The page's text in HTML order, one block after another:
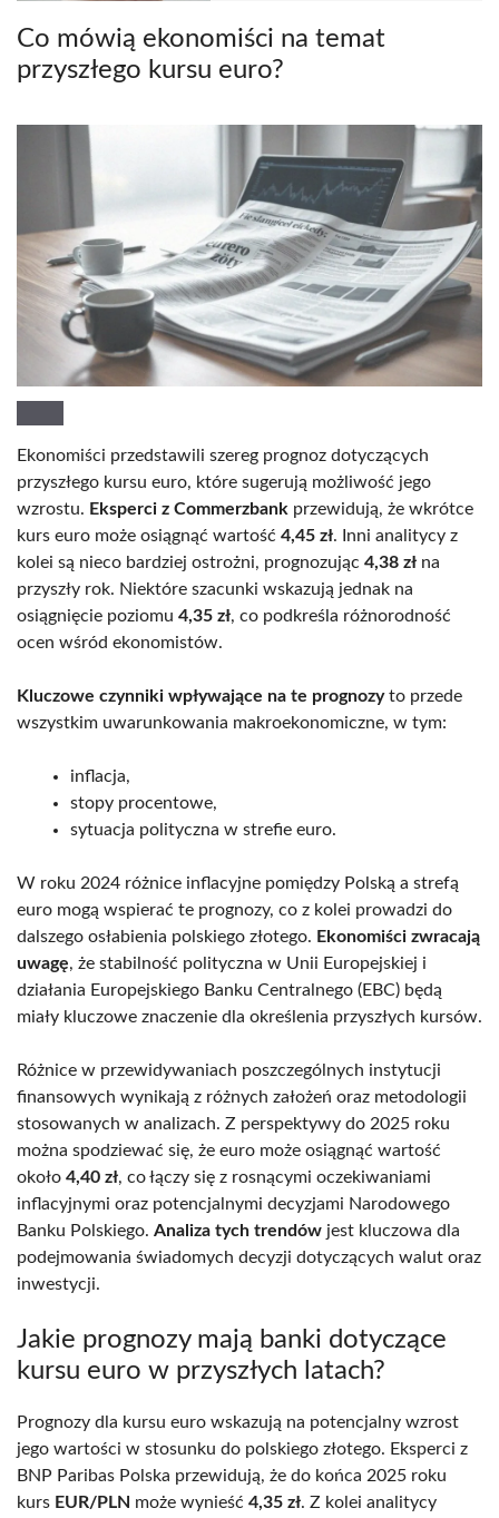
Co mówią ekonomiści na temat
przyszłego kursu euro?
Ekonomiści przedstawili szereg prognoz dotyczących
przyszłego kursu euro, które sugerują możliwość jego
wzrostu. Eksperci z Commerzbank przewidują, że wkrótce
kurs euro może osiągnąć wartość 4,45 zł. Inni analitycy z
kolei są nieco bardziej ostrożni, prognozując 4,38 zł na
przyszły rok. Niektóre szacunki wskazują jednak na
osiągnięcie poziomu 4,35 zł, co podkreśla różnorodność
ocen wśród ekonomistów.
Kluczowe czynniki wpływające na te prognozyto przede
wszystkim uwarunkowania makroekonomiczne, w tym:
inflacja,
stopy procentowe,
sytuacja polityczna w strefie euro.
W roku 2024 różnice inflacyjne pomiędzy Polską a strefą
euro mogą wspierać te prognozy, co z kolei prowadzi do
dalszego osłabienia polskiego złotego. Ekonomiści zwracają
uwagę, że stabilność polityczna w Unii Europejskiej i
działania Europejskiego Banku Centralnego (EBC) będą
miały kluczowe znaczenie dla określenia przyszłych kursów.
Różnice w przewidywaniach poszczególnych instytucji
finansowych wynikają z różnych założeń oraz metodologii
stosowanych w analizach. Z perspektywy do 2025 roku
można spodziewać się, że euro może osiągnąć wartość
około 4,40 zł, co łączy się z rosnącymi oczekiwaniami
inflacyjnymi oraz potencjalnymi decyzjami Narodowego
Banku Polskiego. Analiza tych trendów jest kluczowa dla
podejmowania świadomych decyzji dotyczących walut oraz
inwestycji.
Jakie prognozy mają banki dotyczące
kursu euro w przyszłych latach?
Prognozy dla kursu euro wskazują na potencjalny wzrost
jego wartości w stosunku do polskiego złotego. Eksperci z
BNP Paribas Polska przewidują, że do końca 2025 roku
kurs EUR/PLN może wynieść 4,35 zł. Z kolei analitycy